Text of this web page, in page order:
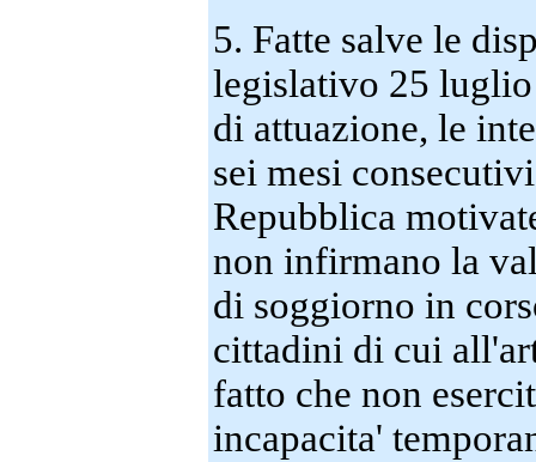
5. Fatte salve le
legislativo 25
di attuazione, le
sei mesi
Repubblica
non infirmano la
di soggiorno in
cittadini di cui
fatto che non
incapacita'